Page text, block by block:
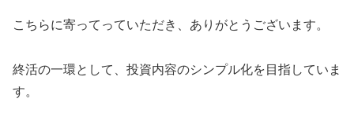
こちらに寄ってっていただき、ありがとうございます。
終活の一環として、投資内容のシンプル化を目指していま
す。